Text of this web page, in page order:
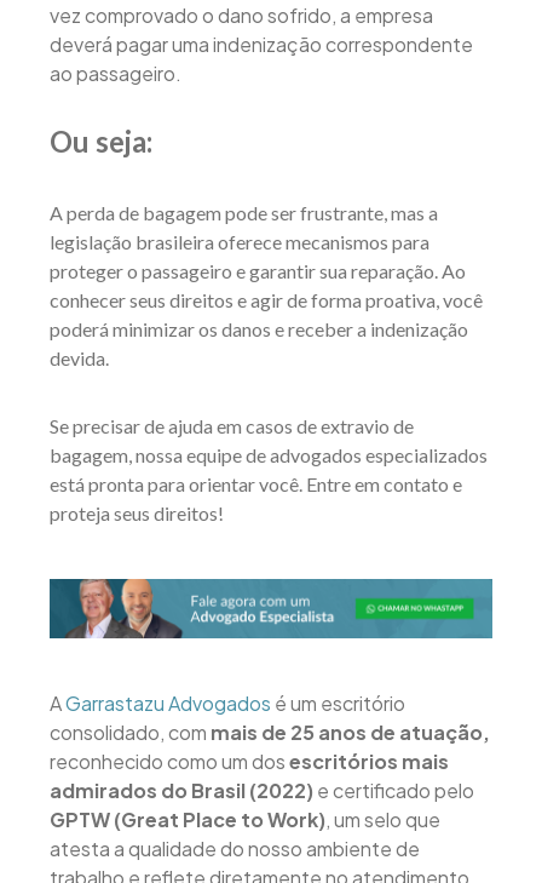
vez comprovado o dano sofrido, a empresa
deverá pagar uma indenização correspondente
ao passageiro.
Ou seja:
A perda de bagagem pode ser frustrante, mas a
legislação brasileira oferece mecanismos para
proteger o passageiro e garantir sua reparação. Ao
conhecer seus direitos e agir de forma proativa, você
poderá minimizar os danos e receber a indenização
devida.
Se precisar de ajuda em casos de extravio de
bagagem, nossa equipe de advogados especializados
está pronta para orientar você. Entre em contato e
proteja seus direitos!
AGarrastazu Advogados é um escritório
consolidado, com mais de 25 anos de atuação,
reconhecido como um dosescritórios mais
admirados do Brasil (2022) e certificado pelo
GPTW (Great Place to Work), um selo que
atesta a qualidade do nosso ambiente de
trabalho e reflete diretamente no atendimento